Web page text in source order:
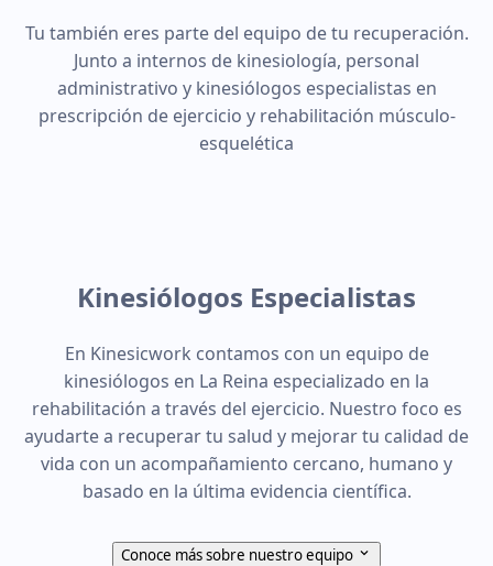
Tu también eres parte del equipo de tu recuperación.
Junto a internos de kinesiología, personal
administrativo y kinesiólogos especialistas en
prescripción de ejercicio y rehabilitación músculo-
esquelética
Kinesiólogos Especialistas
En Kinesicwork contamos con un equipo de
kinesiólogos en La Reina especializado en la
rehabilitación a través del ejercicio. Nuestro foco es
ayudarte a recuperar tu salud y mejorar tu calidad de
vida con un acompañamiento cercano, humano y
basado en la última evidencia científica.
Conoce más sobre nuestro equipo